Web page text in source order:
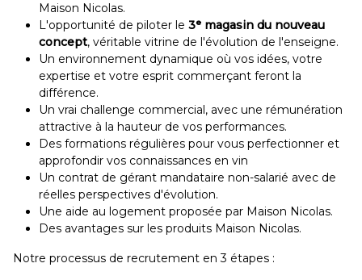
Maison Nicolas.
L'opportunité de piloter le 3ᵉ magasin du nouveau
concept, véritable vitrine de l'évolution de l'enseigne.
Un environnement dynamique où vos idées, votre
expertise et votre esprit commerçant feront la
différence.
Un vrai challenge commercial, avec une rémunération
attractive à la hauteur de vos performances.
Des formations régulières pour vous perfectionner et
approfondir vos connaissances en vin
Un contrat de gérant mandataire non-salarié avec de
réelles perspectives d'évolution.
Une aide au logement proposée par Maison Nicolas.
Des avantages sur les produits Maison Nicolas.
Notre processus de recrutement en 3 étapes :